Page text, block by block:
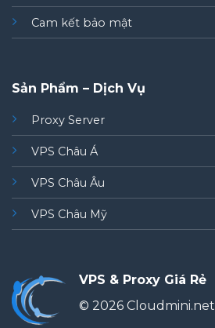
Cam kết bảo mật
Sản Phẩm – Dịch Vụ
Proxy Server
VPS Châu Á
VPS Châu Âu
VPS Châu Mỹ
VPS & Proxy Giá Rẻ
© 2026 Cloudmini.net